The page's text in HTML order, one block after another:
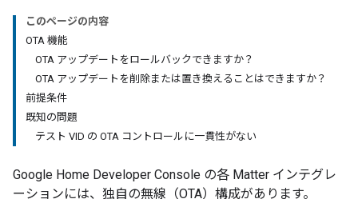
このページの内容
OTA 機能
OTA アップデートをロールバックできますか？
OTA アップデートを削除または置き換えることはできますか？
前提条件
既知の問題
テスト VID の OTA コントロールに一貫性がない
Google Home Developer Console の各 Matter インテグレ
ーションには、独自の無線（OTA）構成があります。